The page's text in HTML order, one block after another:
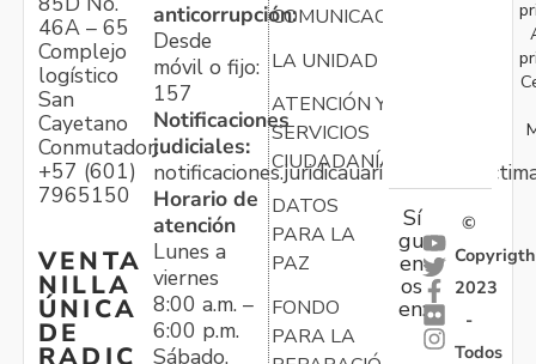
46A – 65
Complejo
logístico
San
Cayetano
Conmutador:
+57 (601)
7965150
VENTA
NILLA
ÚNICA
DE
anticorrupción:
Desde
móvil o fijo:
157
Notificaciones
judiciales:
Horario de
atención
Lunes a
viernes
8:00 a.m. –
6:00 p.m.
Sábado,
COMUNICACIONES
LA UNIDAD
ATENCIÓN Y
SERVICIOS
CIUDADANÍA
DATOS
PARA LA
PAZ
FONDO
PARA LA
Sí
gu
en
os
en:
©
Copyrigth
2023
-
Todos